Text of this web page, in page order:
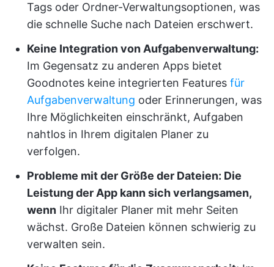
Tags oder Ordner-Verwaltungsoptionen, was
die schnelle Suche nach Dateien erschwert.
Keine Integration von Aufgabenverwaltung:
Im Gegensatz zu anderen Apps bietet
Goodnotes keine integrierten Features für
Aufgabenverwaltung oder Erinnerungen, was
Ihre Möglichkeiten einschränkt, Aufgaben
nahtlos in Ihrem digitalen Planer zu
verfolgen.
Probleme mit der Größe der Dateien: Die
Leistung der App kann sich verlangsamen,
wenn Ihr digitaler Planer mit mehr Seiten
wächst. Große Dateien können schwierig zu
verwalten sein.